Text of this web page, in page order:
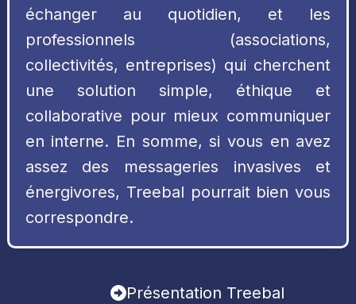
échanger au quotidien, et les
professionnels (associations,
collectivités, entreprises) qui cherchent
une solution simple, éthique et
collaborative pour mieux communiquer
en interne. En somme, si vous en avez
assez des messageries invasives et
énergivores, Treebal pourrait bien vous
correspondre.
Présentation Treebal